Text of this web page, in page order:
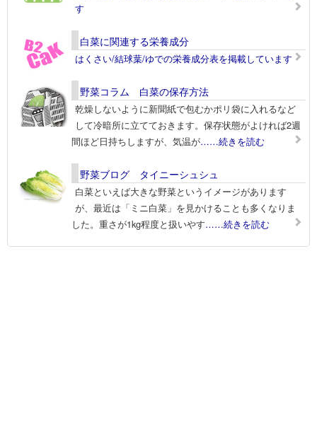
す
白菜に関連する栄養成分
はくさい/結球葉/ゆでの栄養成分表を掲載しています
野菜コラム 白菜の保存方法
乾燥しないように新聞紙で包むかポリ袋に入れるなど
して冷暗所に立てておきます。保存状態がよければ2週
間ほど日持ちしますが、気温が……続きを読む
野菜ブログ タイニーシュシュ
白菜といえば大きな野菜というイメージがあります
が、最近は「ミニ白菜」を見かけることも多くなりま
した。重さが1kg程度と扱いやす……続きを読む